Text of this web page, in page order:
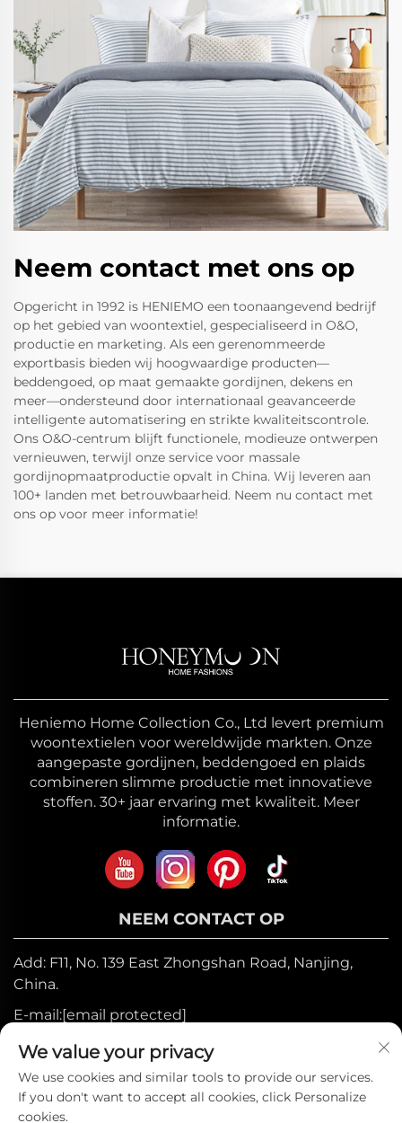
Neem contact met ons op
Opgericht in 1992 is HENIEMO een toonaangevend bedrijf
op het gebied van woontextiel, gespecialiseerd in O&O,
productie en marketing. Als een gerenommeerde
exportbasis bieden wij hoogwaardige producten—
beddengoed, op maat gemaakte gordijnen, dekens en
meer—ondersteund door internationaal geavanceerde
intelligente automatisering en strikte kwaliteitscontrole.
Ons O&O-centrum blijft functionele, modieuze ontwerpen
vernieuwen, terwijl onze service voor massale
gordijnopmaatproductie opvalt in China. Wij leveren aan
100+ landen met betrouwbaarheid. Neem nu contact met
ons op voor meer informatie!
Heniemo Home Collection Co., Ltd levert premium
woontextielen voor wereldwijde markten. Onze
aangepaste gordijnen, beddengoed en plaids
combineren slimme productie met innovatieve
stoffen. 30+ jaar ervaring met kwaliteit. Meer
informatie.
NEEM CONTACT OP
Add: F11, No. 139 East Zhongshan Road, Nanjing,
China.
E-mail:[email protected]
Mobiel:+86-17327710449
Tel:+86-025-84573776
We value your privacy
We use cookies and similar tools to provide our services.
If you don't want to accept all cookies, click Personalize
cookies.